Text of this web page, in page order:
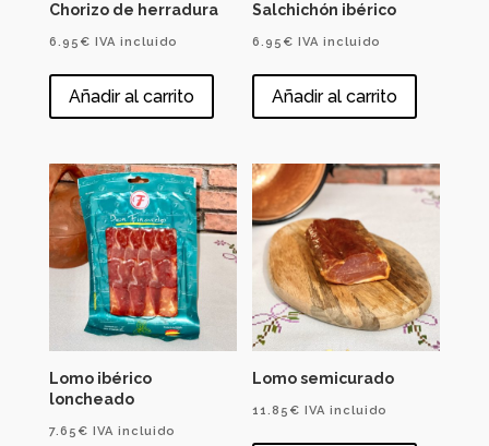
Chorizo de herradura
6.95 € IVA incluido
Añadir al carrito
Salchichón ibérico
6.95 € IVA incluido
Añadir al carrito
Lomo ibérico
loncheado
7.65 € IVA incluido
Lomo semicurado
11.85 € IVA incluido